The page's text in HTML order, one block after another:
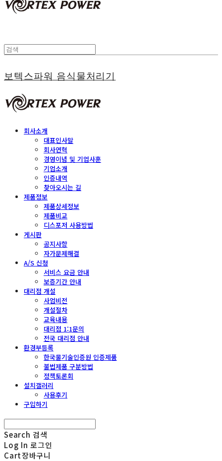
보텍스파워 음식물처리기
회사소개
대표인사말
회사연혁
경영이념 및 기업사훈
기업소개
인증내역
찾아오시는 길
제품정보
제품상세정보
제품비교
디스포저 사용방법
게시판
공지사항
자가문제해결
A/S 신청
서비스 요금 안내
보증기간 안내
대리점 개설
사업비전
개설절차
교육내용
대리점 1:1문의
전국 대리점 안내
환경부등록
한국물기술인증원 인증제품
불법제품 구분방법
정책토론회
설치갤러리
사용후기
구입하기
Search 검색
Log In 로그인
Cart장바구니